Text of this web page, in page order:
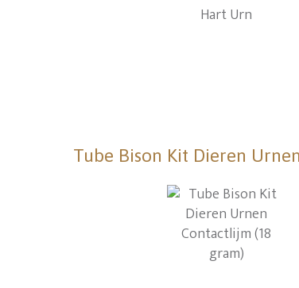
Tube Bison Kit Dieren